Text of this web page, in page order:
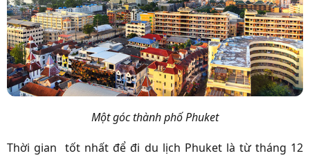
Một góc thành phố Phuket
Thời gian tốt nhất để đi du lịch Phuket là từ tháng 12